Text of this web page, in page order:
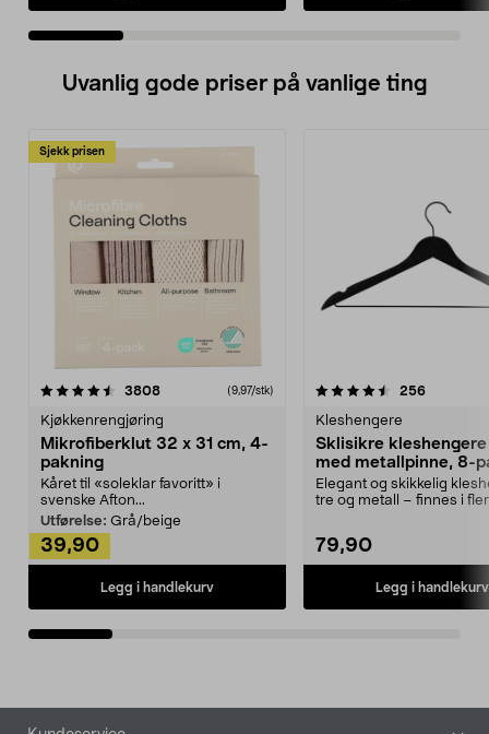
Uvanlig gode priser på vanlige ting
Sjekk prisen
3808anmeldelser(9,97/stk)
Kjøkkenrengjøring
Mikrofiberklut 32 x 31 cm, 4-
pakning
Kåret til «soleklar favoritt» i
svenske Afton...
Utførelse: Grå/beige
39,90
Legg i handlekurv
4.5av 5 stjerner 256
Kleshengere
Sklisikre
med metallpinne, 8-
Elegant og skikkelig
tre og metall – finnes i
79,90
Legg i handlekurv
4.5av 5 stjerner
Bunntekst